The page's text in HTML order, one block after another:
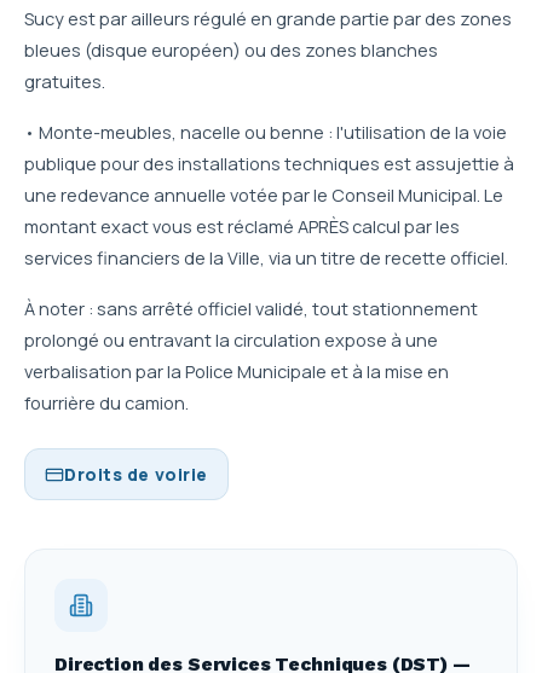
Sucy est par ailleurs régulé en grande partie par des zones
bleues (disque européen) ou des zones blanches
gratuites.
• Monte-meubles, nacelle ou benne : l'utilisation de la voie
publique pour des installations techniques est assujettie à
une redevance annuelle votée par le Conseil Municipal. Le
montant exact vous est réclamé APRÈS calcul par les
services financiers de la Ville, via un titre de recette officiel.
À noter : sans arrêté officiel validé, tout stationnement
prolongé ou entravant la circulation expose à une
verbalisation par la Police Municipale et à la mise en
fourrière du camion.
Droits de voirie
Direction des Services Techniques (DST) —